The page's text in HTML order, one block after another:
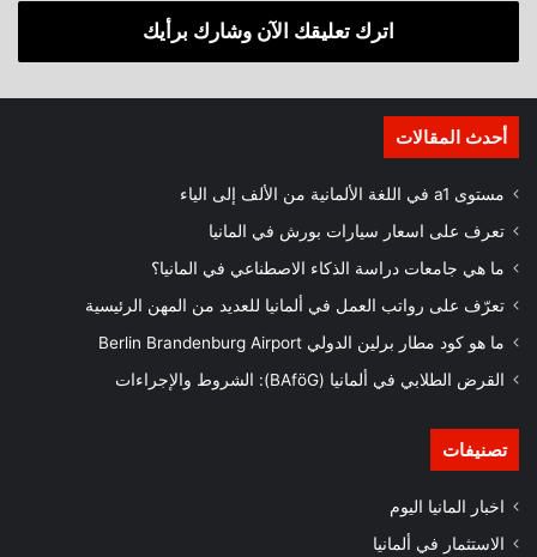
اترك تعليقك الآن وشارك برأيك
أحدث المقالات
مستوى a1 في اللغة الألمانية من الألف إلى الياء
تعرف على اسعار سيارات بورش في المانيا
ما هي جامعات دراسة الذكاء الاصطناعي في المانيا؟
تعرّف على رواتب العمل في ألمانيا للعديد من المهن الرئيسية
ما هو كود مطار برلين الدولي Berlin Brandenburg Airport
القرض الطلابي في ألمانيا (BAföG): الشروط والإجراءات
تصنيفات
اخبار المانيا اليوم
الاستثمار في ألمانيا